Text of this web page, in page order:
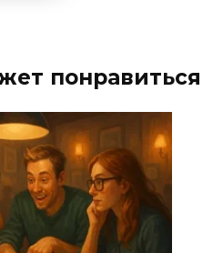
понравиться